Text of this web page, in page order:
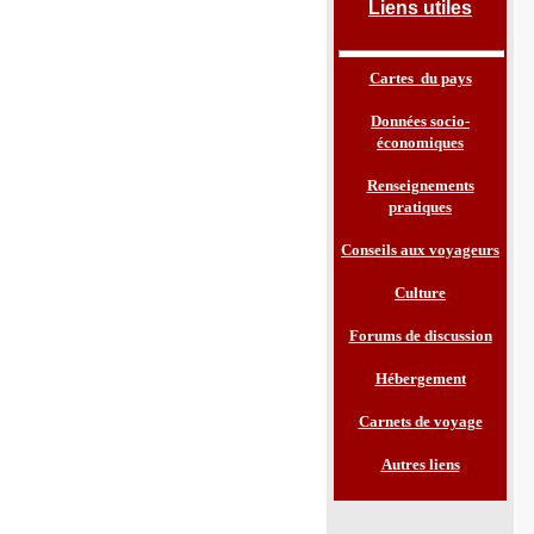
Liens utiles
Cartes du pays
Données socio-
économiques
Renseignements
pratiques
Conseils aux voyageurs
Culture
Forums de discussion
Hébergement
Carnets de voyage
Autres liens